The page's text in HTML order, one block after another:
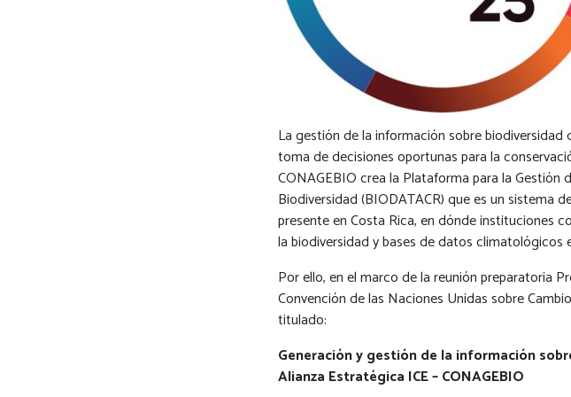
La gestión de la información sobre
toma de decisiones oportunas para la
CONAGEBIO crea la Plataforma para la
Biodiversidad (BIODATACR) que es un sistema
presente en Costa Rica, en dónde instituciones
la biodiversidad y bases de datos climatológicos
Por ello, en el marco de la reunión preparatoria
Convención de las Naciones Unidas sobre
titulado:
Generación y gestión de la información
Alianza Estratégica ICE – CONAGEBIO